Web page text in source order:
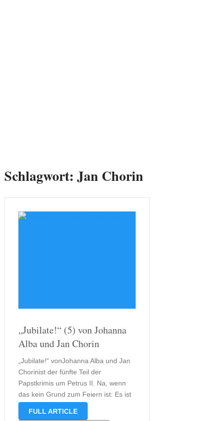
Schlagwort: Jan Chorin
„Jubilate!“ (5) von Johanna
Alba und Jan Chorin
„Jubilate!“ vonJohanna Alba und Jan
Chorinist der fünfte Teil der
Papstkrimis um Petrus II. Na, wenn
das kein Grund zum Feiern ist: Es ist
Zeit für das alljährliche Sommerfest,
FULL ARTICLE